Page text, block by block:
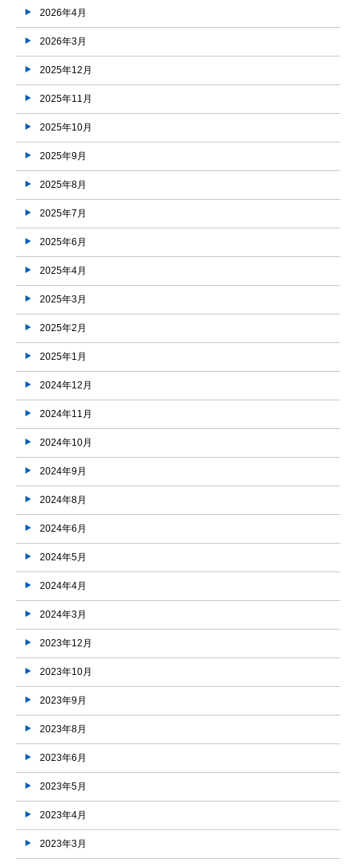
2026年4月
2026年3月
2025年12月
2025年11月
2025年10月
2025年9月
2025年8月
2025年7月
2025年6月
2025年4月
2025年3月
2025年2月
2025年1月
2024年12月
2024年11月
2024年10月
2024年9月
2024年8月
2024年6月
2024年5月
2024年4月
2024年3月
2023年12月
2023年10月
2023年9月
2023年8月
2023年6月
2023年5月
2023年4月
2023年3月